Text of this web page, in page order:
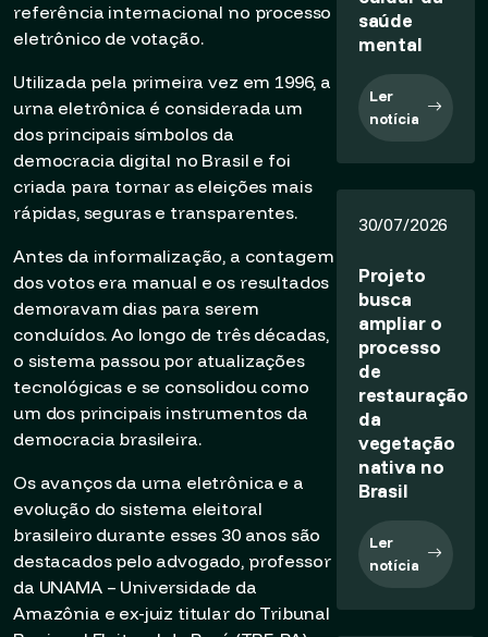
referência internacional no processo
eletrônico de votação.
Utilizada pela primeira vez em 1996, a
urna eletrônica é considerada um
dos principais símbolos da
democracia digital no Brasil e foi
criada para tornar as eleições mais
rápidas, seguras e transparentes.
Antes da informalização, a contagem
dos votos era manual e os resultados
demoravam dias para serem
concluídos. Ao longo de três décadas,
o sistema passou por atualizações
tecnológicas e se consolidou como
um dos principais instrumentos da
democracia brasileira.
Os avanços da urna eletrônica e a
evolução do sistema eleitoral
brasileiro durante esses 30 anos são
destacados pelo advogado, professor
da UNAMA – Universidade da
Amazônia e ex-juiz titular do Tribunal
saúde
mental
Ler
notícia
30/07/2026
Projeto
busca
ampliar o
processo
de
restauração
da
vegetação
nativa no
Brasil
Ler
notícia